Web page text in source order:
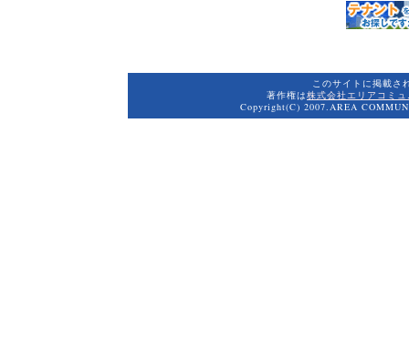
このサイトに掲載さ
著作権は株式会社エリアコミ
Copyright(C) 2007.AREA